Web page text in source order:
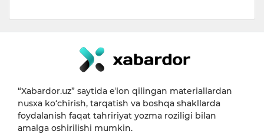
“Xabardor.uz” saytida eʼlon qilingan materiallardan
nusxa ko‘chirish, tarqatish va boshqa shakllarda
foydalanish faqat tahririyat yozma roziligi bilan
amalga oshirilishi mumkin.